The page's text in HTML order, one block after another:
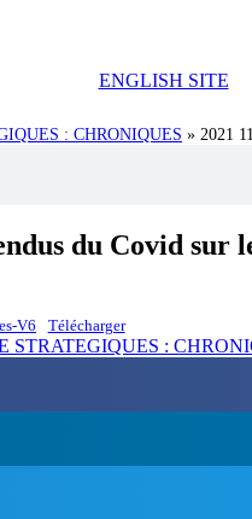
ENGLISH SITE
: CHRONIQUES » 2021
du Covid sur
V6 Télécharger
STRATEGIQUES :